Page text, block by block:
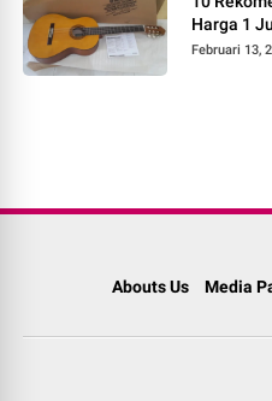
Harga 1
Februari 13,
Abouts Us Media